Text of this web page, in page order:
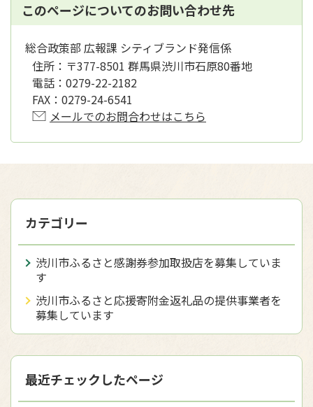
このページについてのお問い合わせ先
総合政策部 広報課 シティブランド発信係
住所： 〒377-8501 群馬県渋川市石原80番地
電話： 0279-22-2182
FAX： 0279-24-6541
メールでのお問合わせはこちら
カテゴリー
渋川市ふるさと感謝券参加取扱店を募集していま
す
渋川市ふるさと応援寄附金返礼品の提供事業者を
募集しています
最近チェックしたページ